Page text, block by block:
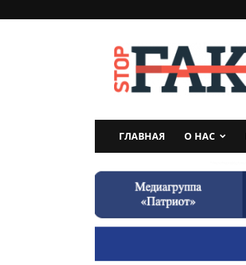
StopFake
ГЛАВНАЯ О НАС